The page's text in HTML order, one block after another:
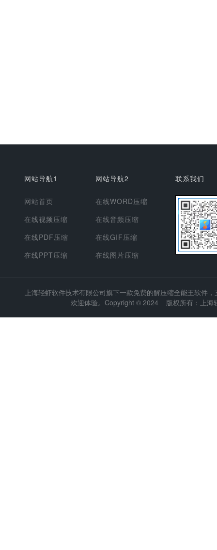
网站导航1
网站首页
在线视频压缩
在线PDF压缩
在线PPT压缩
网站导航2
在线WORD压缩
在线音频压缩
在线GIF压缩
在线图片压缩
联系我们
上海轻虾软件技术有限公司旗下一款免费的解压缩全能王软件
欢迎体验。Copyright © 2024 版权所有：上